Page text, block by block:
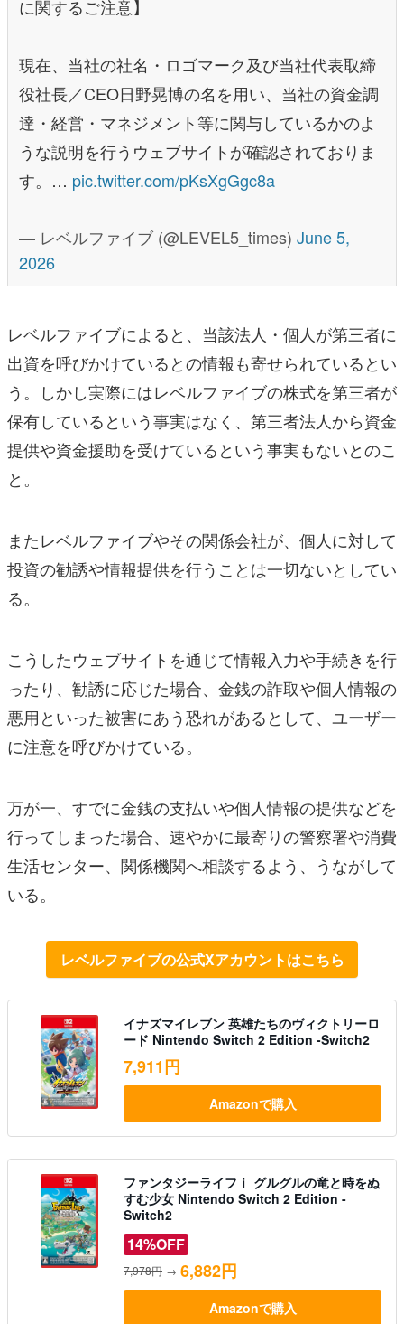
に関するご注意】
現在、当社の社名・ロゴマーク及び当社代表取締
役社長／CEO日野晃博の名を用い、当社の資金調
達・経営・マネジメント等に関与しているかのよ
うな説明を行うウェブサイトが確認されておりま
す。… pic.twitter.com/pKsXgGgc8a
— レベルファイブ (@LEVEL5_times) June 5,
2026
レベルファイブによると、当該法人・個人が第三者に
出資を呼びかけているとの情報も寄せられているとい
う。しかし実際にはレベルファイブの株式を第三者が
保有しているという事実はなく、第三者法人から資金
提供や資金援助を受けているという事実もないとのこ
と。
またレベルファイブやその関係会社が、個人に対して
投資の勧誘や情報提供を行うことは一切ないとしてい
る。
こうしたウェブサイトを通じて情報入力や手続きを行
ったり、勧誘に応じた場合、金銭の詐取や個人情報の
悪用といった被害にあう恐れがあるとして、ユーザー
に注意を呼びかけている。
万が一、すでに金銭の支払いや個人情報の提供などを
行ってしまった場合、速やかに最寄りの警察署や消費
生活センター、関係機関へ相談するよう、うながして
いる。
レベルファイブの公式Xアカウントはこちら
イナズマイレブン 英雄たちのヴィクトリーロ
ード Nintendo Switch 2 Edition -Switch2
7,911円
Amazonで購入
ファンタジーライフｉ グルグルの竜と時をぬ
すむ少女 Nintendo Switch 2 Edition -
Switch2
14%OFF
7,978円 → 6,882円
Amazonで購入